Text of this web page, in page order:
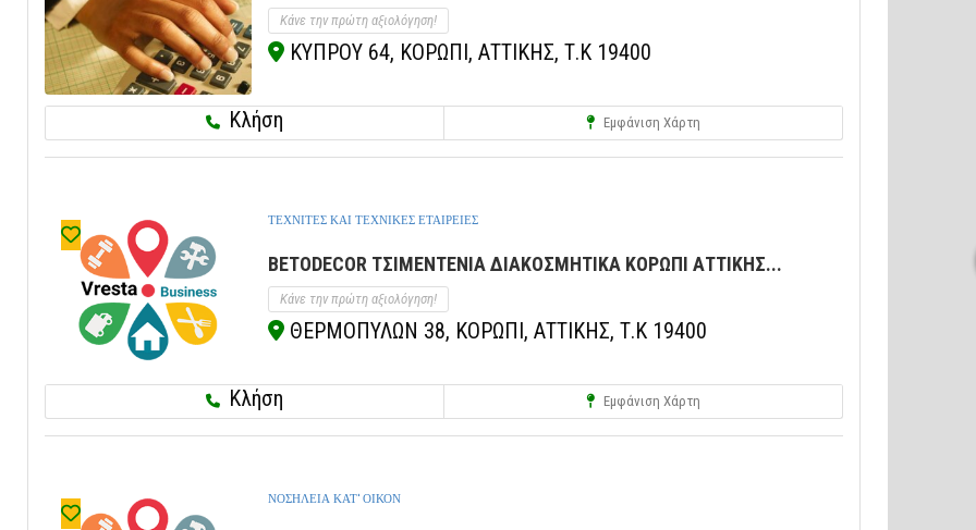
Κάνε την πρώτη αξιολόγηση!
ΚΥΠΡΟΥ 64, ΚΟΡΩΠΙ, ΑΤΤΙΚΗΣ, Τ.Κ 19400
Κλήση Εμφάνιση Χάρτη
ΤΕΧΝΙΤΕΣ ΚΑΙ ΤΕΧΝΙΚΕΣ ΕΤΑΙΡΕΙΕΣ
BETODECOR ΤΣΙΜΕΝΤΕΝΙΑ ΔΙΑΚΟΣΜΗΤΙΚΑ ΚΟΡΩΠΙ ΑΤΤΙΚΗΣ...
Κάνε την πρώτη αξιολόγηση!
ΘΕΡΜΟΠΥΛΩΝ 38, ΚΟΡΩΠΙ, ΑΤΤΙΚΗΣ, Τ.Κ 19400
Κλήση Εμφάνιση Χάρτη
ΝΟΣΗΛΕΙΑ ΚΑΤ' ΟΙΚΟΝ